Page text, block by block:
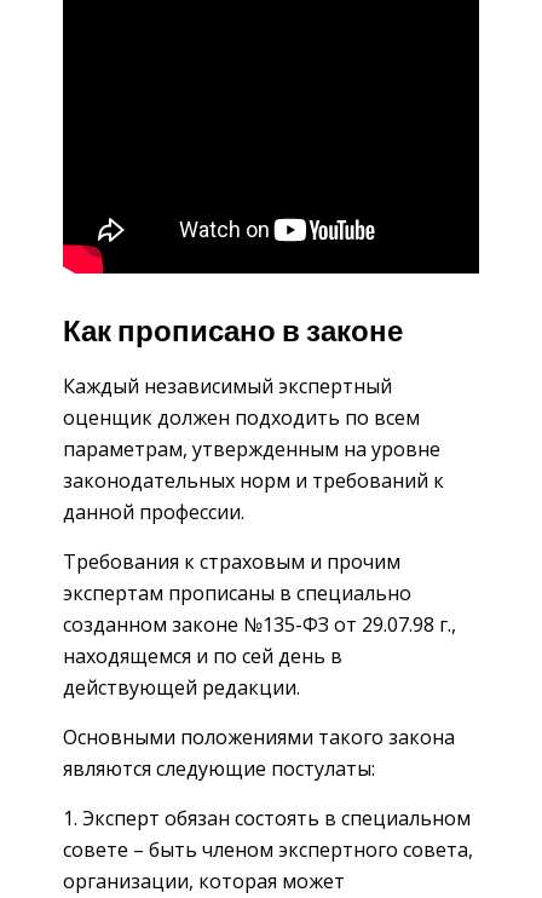
Как прописано в законе
Каждый независимый экспертный
оценщик должен подходить по всем
параметрам, утвержденным на уровне
законодательных норм и требований к
данной профессии.
Требования к страховым и прочим
экспертам прописаны в специально
созданном законе №135-ФЗ от 29.07.98 г.,
находящемся и по сей день в
действующей редакции.
Основными положениями такого закона
являются следующие постулаты:
Эксперт обязан состоять в специальном
совете – быть членом экспертного совета,
организации, которая может